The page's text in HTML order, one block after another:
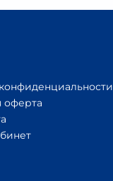
оферта